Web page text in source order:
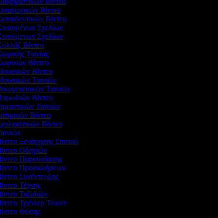
Βίντεο
Βίντεο
Σχεδίων
Σχεδίων
Βίντεο
Ταινίας
Βίντεο
Βίντεο
Ταινιών
Ταινιών
Βίντεο
Ταινιών
Βίντεο
Βίντεο
Ξενάγησης Σπιτιού
Οδηγιών
Παρουσίασης
Προσκλήσεων
Συνέντευξης
Τέχνης
Ταξιδιών
Τρέιλερ Teaser
Φύσης